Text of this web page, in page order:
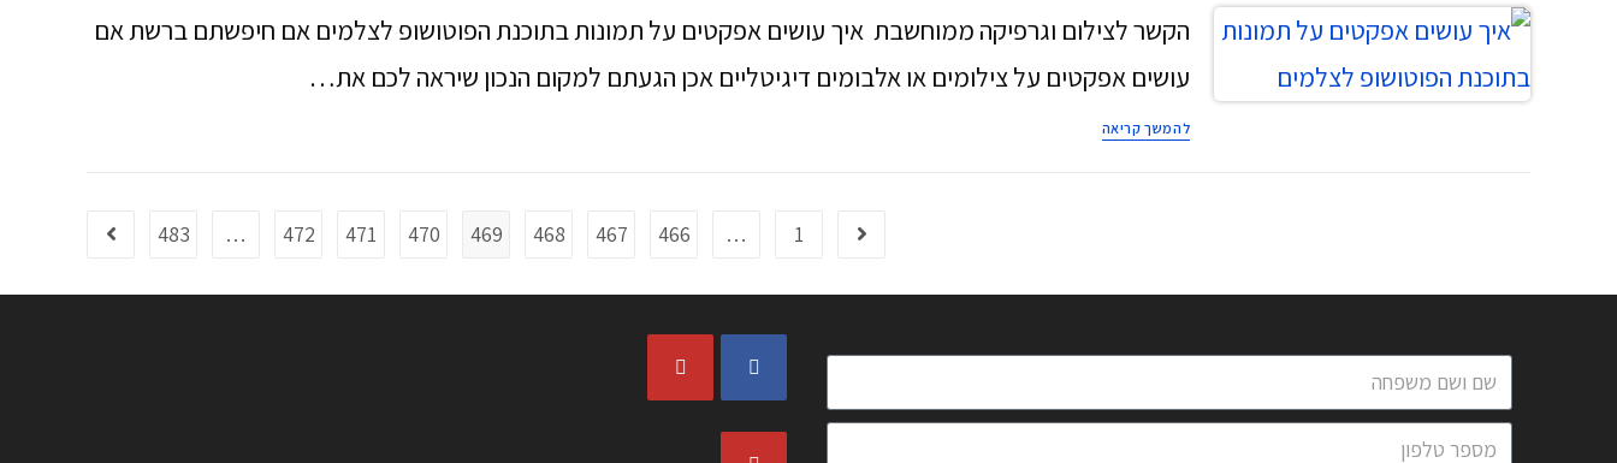
הקשר לצילום וגרפיקה ממוחשבת איך עושים אפקטים על תמונות בתוכנת הפוטושופ לצלמים אם חיפשתם ברשת אם
עושים אפקטים על צילומים או אלבומים דיגיטליים אכן הגעתם למקום הנכון שיראה לכם את…
להמשך קריאה
1
…
466
467
468
469
470
471
472
…
483